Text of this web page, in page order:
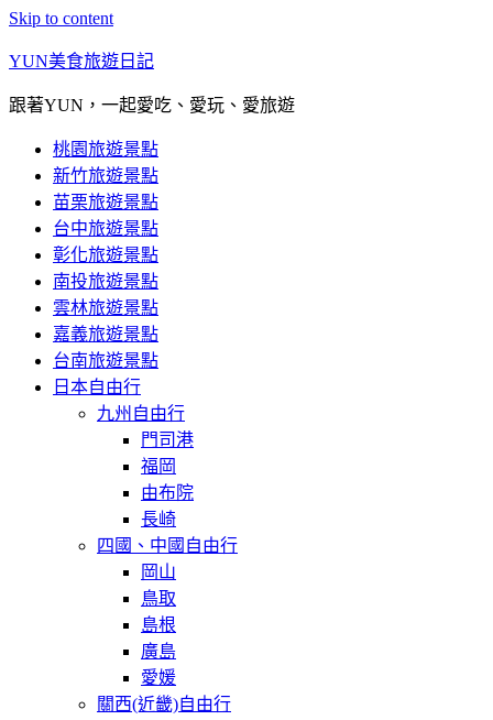
Skip to content
YUN美食旅遊日記
跟著YUN，一起愛吃、愛玩、愛旅遊
桃園旅遊景點
新竹旅遊景點
苗栗旅遊景點
台中旅遊景點
彰化旅遊景點
南投旅遊景點
雲林旅遊景點
嘉義旅遊景點
台南旅遊景點
日本自由行
九州自由行
門司港
福岡
由布院
長崎
四國、中國自由行
岡山
鳥取
島根
廣島
愛媛
關西(近畿)自由行